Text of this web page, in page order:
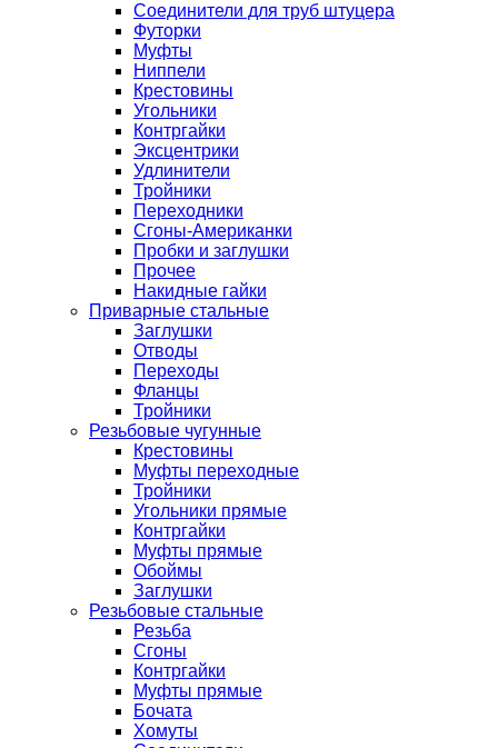
Соединители для труб штуцера
Футорки
Муфты
Ниппели
Крестовины
Угольники
Контргайки
Эксцентрики
Удлинители
Тройники
Переходники
Сгоны-Американки
Пробки и заглушки
Прочее
Накидные гайки
Приварные стальные
Заглушки
Отводы
Переходы
Фланцы
Тройники
Резьбовые чугунные
Крестовины
Муфты переходные
Тройники
Угольники прямые
Контргайки
Муфты прямые
Обоймы
Заглушки
Резьбовые стальные
Резьба
Сгоны
Контргайки
Муфты прямые
Бочата
Хомуты